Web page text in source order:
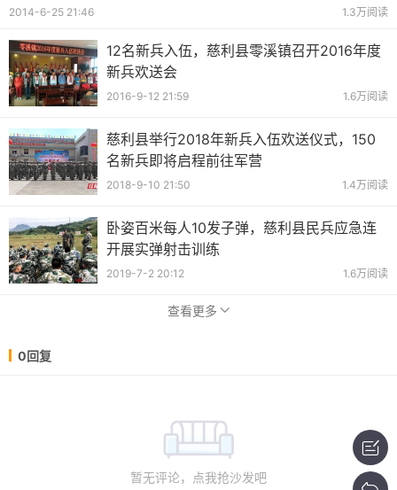
2014-6-25 21:46 1.3万阅读
12名新兵入伍，慈利县零溪镇召开2016年度
新兵欢送会
2016-9-12 21:59 1.6万阅读
慈利县举行2018年新兵入伍欢送仪式，150
名新兵即将启程前往军营
2018-9-10 21:50 1.4万阅读
卧姿百米每人10发子弹，慈利县民兵应急连
开展实弹射击训练
2019-7-2 20:12 1.6万阅读
查看更多
0回复
暂无评论，点我抢沙发吧